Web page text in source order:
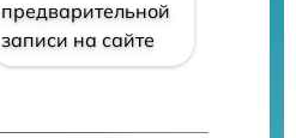
предварительной
записи на сайте